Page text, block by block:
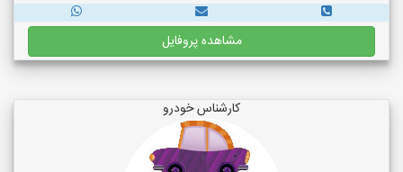
مشاهده پروفایل
کارشناس خودرو